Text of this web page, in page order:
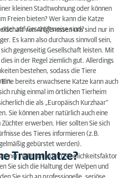
Tierarzt
kleinen Stadtwohnung oder können
Freien bieten? Wer kann die Katze
auf Geschäftsreise sind?
von Artgenossen uns sind nur in
Es kann also durchaus sinnvoll sein,
gegenseitig Gesellschaft leisten. Mit
in der Regel ziemlich gut. Allerdings
bestehen, sodass die Tiere
bereits erwachsene Katze kann auch
ruhig einmal im örtlichen Tierheim
die als „Europäisch Kurzhaar“
Sie können aber natürlich auch eine
Züchter erwerben. Hier sollten Sie sich
des Tieres informieren (z.B.
gebürstet werden).
Traumkatze?
nicht nach dem Niedlichkeitsfaktor
Sie sich die Haltung der Welpen und